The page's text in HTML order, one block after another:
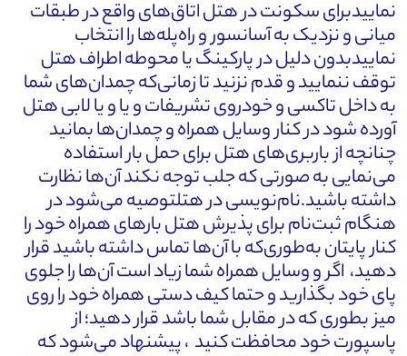
نماییدبرای سکونت در هتل اتاق‌های واقع در طبقات
میانی و نزدیک به آسانسور و راه‌پله‌ها را انتخاب
نماییدبدون دلیل در پارکینگ یا محوطه اطراف هتل
توقف ننمایید و قدم نزنید تا زمانی‌که چمدان‌های شما
به داخل تاکسی و خودروی تشریفات و یا و یا لابی هتل
آورده شود در کنار وسایل همراه و چمدان‌ها بمانید
چنانچه از باربری‌های هتل برای حمل بار استفاده
می‌نمایی به صورتی که جلب توجه نکند آن‌ها نظارت
داشته باشید.نام‌نویسی در هتلتوصیه می‌شود در
هنگام ثبت‌نام برای پذیرش هتل بارهای همراه خود را
کنار پایتان به‌طوری‌که با آن‌ها تماس داشته باشید قرار
دهید، اگر و وسایل همراه شما زیاد است آن‌ها را جلوی
پای خود بگذارید و حتما کیف دستی همراه خود را روی
میز بطوری که در مقابل شما باشد قرار دهید؛ از
پاسپورت خود محافظت کنید ، پیشنهاد می‌شود که